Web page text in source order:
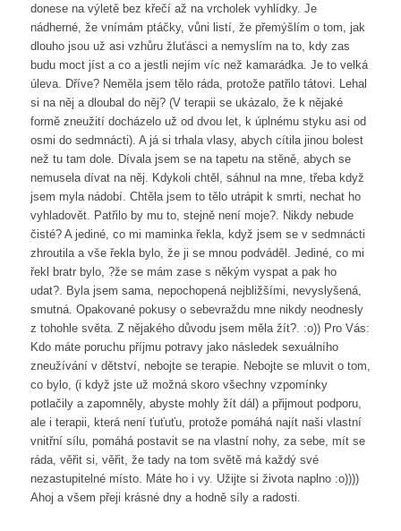
donese na výletě bez křečí až na vrcholek vyhlídky. Je
nádherné, že vnímám ptáčky, vůni listí, že přemýšlím o tom, jak
dlouho jsou už asi vzhůru žluťásci a nemyslím na to, kdy zas
budu moct jíst a co a jestli nejím víc než kamarádka. Je to velká
úleva. Dříve? Neměla jsem tělo ráda, protože patřilo tátovi. Lehal
si na něj a dloubal do něj? (V terapii se ukázalo, že k nějaké
formě zneužití docházelo už od dvou let, k úplnému styku asi od
osmi do sedmnácti). A já si trhala vlasy, abych cítila jinou bolest
než tu tam dole. Dívala jsem se na tapetu na stěně, abych se
nemusela dívat na něj. Kdykoli chtěl, sáhnul na mne, třeba když
jsem myla nádobí. Chtěla jsem to tělo utrápit k smrti, nechat ho
vyhladovět. Patřilo by mu to, stejně není moje?. Nikdy nebude
čisté? A jediné, co mi maminka řekla, když jsem se v sedmnácti
zhroutila a vše řekla bylo, že ji se mnou podváděl. Jediné, co mi
řekl bratr bylo, ?že se mám zase s někým vyspat a pak ho
udat?. Byla jsem sama, nepochopená nejbližšími, nevyslyšená,
smutná. Opakované pokusy o sebevraždu mne nikdy neodnesly
z tohohle světa. Z nějakého důvodu jsem měla žít?. :o)) Pro Vás:
Kdo máte poruchu příjmu potravy jako následek sexuálního
zneužívání v dětství, nebojte se terapie. Nebojte se mluvit o tom,
co bylo, (i když jste už možná skoro všechny vzpomínky
potlačily a zapomněly, abyste mohly žít dál) a přijmout podporu,
ale i terapii, která není ťuťuťu, protože pomáhá najít naši vlastní
vnitřní sílu, pomáhá postavit se na vlastní nohy, za sebe, mít se
ráda, věřit si, věřit, že tady na tom světě má každý své
nezastupitelné místo. Máte ho i vy. Užijte si života naplno :o))))
Ahoj a všem přeji krásné dny a hodně síly a radosti.